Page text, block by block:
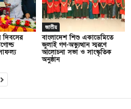
দিবসের
জাতীয়
বাংলাদেশ শিশু একাডেমিতে
জুলাই গণ-অভ্যুত্থান স্মরণে
আলোচনা সভা ও সাংস্কৃতিক
অনুষ্ঠান